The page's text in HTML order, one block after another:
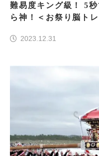
難易度キング級！ 5
ら神！＜お祭り脳トレ
2023.12.31